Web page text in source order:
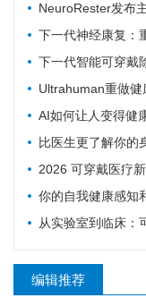
NeuroRester发布主动睡
下一代神经康复：
下一代智能可穿戴除
Ultrahuman重做健康应用
AI如何让人变得健康
比医生更了解你的身体！
2026 可穿戴医疗新变
你的自我健康感知和真实身
从实验室到临床：可穿戴
编辑推荐